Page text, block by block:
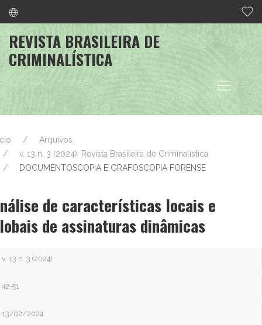
REVISTA BRASILEIRA DE
CRIMINALÍSTICA
Arquivos
v. 13 n. 3 (2024): Revista Brasileira de Criminalística
DOCUMENTOSCOPIA E GRAFOSCOPIA FORENSE
de características locais e
de assinaturas dinâmicas
v. 13 n. 3 (2024)
42-51
13/02/2024